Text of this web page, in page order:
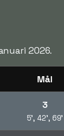
2026.
Mål
3
5', 42', 69'